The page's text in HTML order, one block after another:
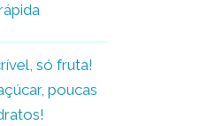
só fruta!
poucas